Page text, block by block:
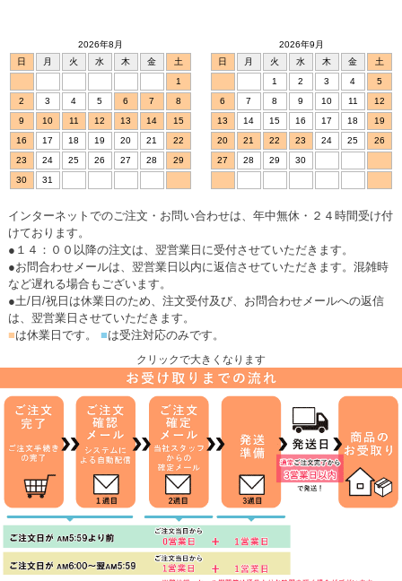
2026年8月
日
月 火 水 木 金
土
1
2
3 4 5 6 7
8
9
10 11 12 13 14
15
16
17 18 19 20 21
22
23
24 25 26 27 28
29
30
31
2026年9月
日
月 火 水 木 金
土
1
2 3 4
5
6
7 8 9 10 11
12
13
14 15 16 17 18
19
20
21 22 23 24 25
26
27
28 29 30
インターネットでのご注文・お問い合わせは、年中無休・２４時間受け付
けております。
●１４：００以降の注文は、翌営業日に受付させていただきます。
●お問合わせメールは、翌営業日以内に返信させていただきます。混雑時
など遅れる場合もございます。
●土/日/祝日は休業日のため、注文受付及び、お問合わせメールへの返信
は、翌営業日させていただきます。
■は休業日です。 ■は受注対応のみです。
クリックで大きくなります